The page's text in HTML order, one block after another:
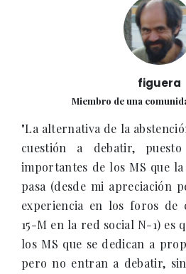
figuera
Miembro de una
"La alternativa de la
cuestión a debatir,
importantes de los MS que
pasa (desde mi apreciación
experiencia en los foros de
15-M en la red social N-1) es
los MS que se dedican a
pero no entran a debatir,